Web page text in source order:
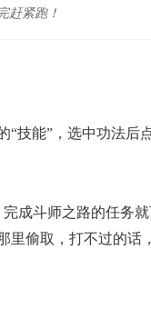
赶紧跑！
“技能” ，选中功法后
完成斗师之路的任务就
里偷取， 打不过的话